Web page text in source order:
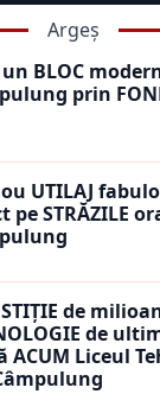
Argeș
BLOC
prin
UTILAJ
pe STRĂZILE
de
de
ACUM Liceul